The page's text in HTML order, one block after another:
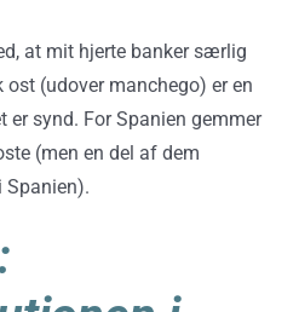
at mit hjerte banker særlig
(udover manchego) er en
er synd. For Spanien gemmer
(men en del af dem
Spanien).